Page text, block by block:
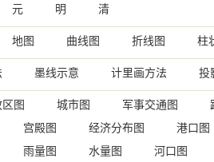
元 明 清
地图 曲线图 折线图 柱
墨线示意 计里画方法 投
图 城市图 军事交通图
宫殿图 经济分布图
港口图
雨量图 水量图 河口图